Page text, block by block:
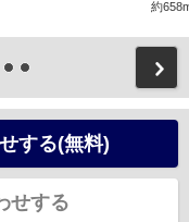
約
する(無料)
せする